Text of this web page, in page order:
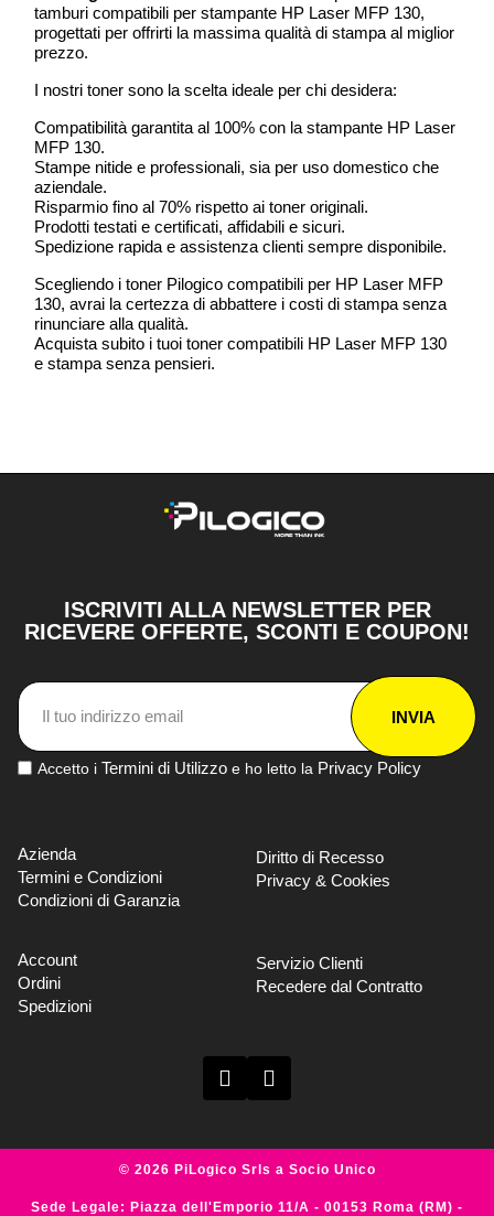
tamburi compatibili per stampante HP Laser MFP 130,
progettati per offrirti la massima qualità di stampa al miglior
prezzo.
I nostri toner sono la scelta ideale per chi desidera:
Compatibilità garantita al 100% con la stampante HP Laser
MFP 130.
Stampe nitide e professionali, sia per uso domestico che
aziendale.
Risparmio fino al 70% rispetto ai toner originali.
Prodotti testati e certificati, affidabili e sicuri.
Spedizione rapida e assistenza clienti sempre disponibile.
Scegliendo i toner Pilogico compatibili per HP Laser MFP
130, avrai la certezza di abbattere i costi di stampa senza
rinunciare alla qualità.
Acquista subito i tuoi toner compatibili HP Laser MFP 130
e stampa senza pensieri.
ISCRIVITI ALLA NEWSLETTER PER
RICEVERE OFFERTE, SCONTI E COUPON!
INVIA
Accetto i Termini di Utilizzo e ho letto la Privacy Policy
Azienda
Termini e Condizioni
Condizioni di Garanzia
Diritto di Recesso
Privacy & Cookies
Account
Ordini
Spedizioni
Servizio Clienti
Recedere dal Contratto
© 2026 PiLogico Srls a Socio Unico
Sede Legale: Piazza dell'Emporio 11/A - 00153 Roma (RM) -